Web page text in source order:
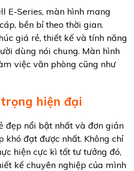
E-Series, màn hình mang
bền bỉ theo thời gian.
giá rẻ, thiết kế và tính năng
dùng nói chung. Màn hình
việc văn phòng cũng như
hiện đại
đẹp nổi bật nhất và đơn giản
khó đạt được nhất. Không chỉ
hiện cực kì tốt tư tưởng đó,
kế chuyên nghiệp của mình